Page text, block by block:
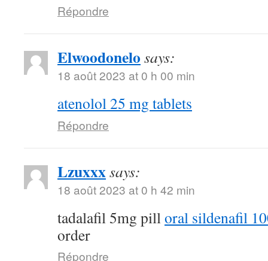
Répondre
Elwoodonelo says:
18 août 2023 at 0 h 00 min
atenolol 25 mg tablets
Répondre
Lzuxxxsays:
18 août 2023 at 0 h 42 min
tadalafil 5mg pilloral sildenafil
order
Répondre